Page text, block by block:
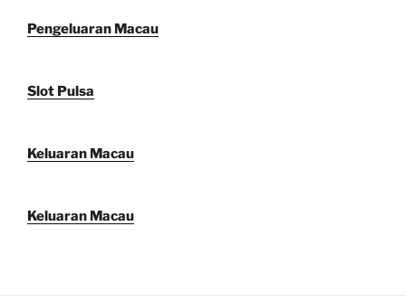
Pengeluaran Macau
Slot Pulsa
Keluaran Macau
Keluaran Macau